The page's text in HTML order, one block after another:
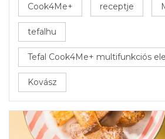
Cook4Me+ receptje
tefalhu
Tefal Cook4Me+ multifunkciós
Kovász